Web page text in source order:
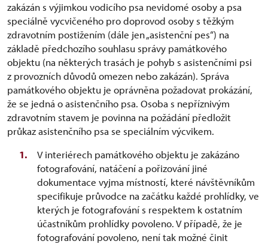
zakázán s výjimkou vodicího psa nevidomé osoby a psa
speciálně vycvičeného pro doprovod osoby s těžkým
zdravotním postižením (dále jen „asistenční pes“) na
základě předchozího souhlasu správy památkového
objektu (na některých trasách je pohyb s asistenčními psi
z provozních důvodů omezen nebo zakázán). Správa
památkového objektu je oprávněna požadovat prokázání,
že se jedná o asistenčního psa. Osoba s nepříznivým
zdravotním stavem je povinna na požádání předložit
průkaz asistenčního psa se speciálním výcvikem.
V interiérech památkového objektu je zakázáno
fotografování, natáčení a pořizování jiné
dokumentace vyjma místností, které návštěvníkům
specifikuje průvodce na začátku každé prohlídky, ve
kterých je fotografování s respektem k ostatním
účastníkům prohlídky povoleno. V případě, že je
fotografování povoleno, není tak možné činit